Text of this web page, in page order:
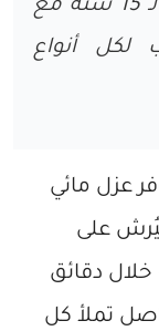
المواد والعمالة، ويعيش من 10 لـ 15 سنة مع
لكل أنواع
عزل مائي
على
دقائق
تملأ كل